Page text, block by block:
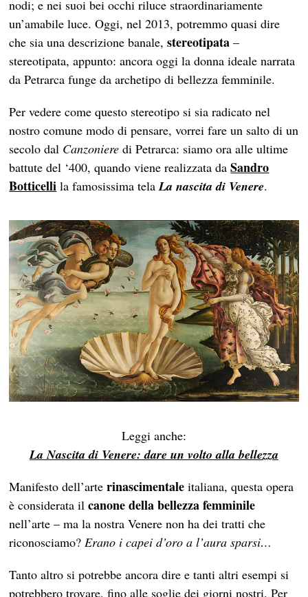
nodi; e nei suoi bei occhi riluce straordinariamente
un’amabile luce. Oggi, nel 2013, potremmo quasi dire
che sia una descrizione banale,stereotipata –
stereotipata, appunto: ancora oggi la donna ideale narrata
da Petrarca funge da archetipo di bellezza femminile.
Per vedere come questo stereotipo si sia radicato nel
nostro comune modo di pensare, vorrei fare un salto di un
secolo dal Canzoniere di Petrarca: siamo ora alle ultime
battute del ‘400, quando viene realizzata daSandro
Botticelli la famosissima telaLa nascita di Venere.
Leggi anche:
La Nascita di Venere: dare un volto alla bellezza
Manifesto dell’arterinascimentale italiana, questa opera
è considerata ilcanone della bellezza femminile
nell’arte – ma la nostra Venere non ha dei tratti che
riconosciamo?Erano i capei d’oro a l’aura sparsi…
Tanto altro si potrebbe ancora dire e tanti altri esempi si
potrebbero trovare, fino alle soglie dei giorni nostri. Per